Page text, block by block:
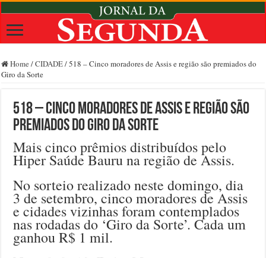
Home /CIDADE/518 – Cinco moradores de Assis e região são premiados do
Giro da Sorte
518 – Cinco moradores de Assis e região são
premiados do Giro da Sorte
Mais cinco prêmios distribuídos pelo
Hiper Saúde Bauru na região de Assis.
No sorteio realizado neste domingo, dia
3 de setembro, cinco moradores de Assis
e cidades vizinhas foram contemplados
nas rodadas do ‘Giro da Sorte’. Cada um
ganhou R$ 1 mil.